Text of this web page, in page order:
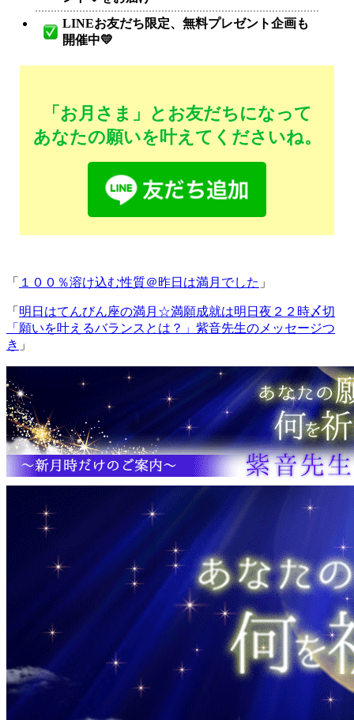
LINEお友だち限定、無料プレゼント企画も
開催中💛
「お月さま」とお友だちになって
あなたの願いを叶えてくださいね。
「 １００％溶け込む性質＠昨日は満月でした 」
「 明日はてんびん座の満月☆満願成就は明日夜２２時〆切
「願いを叶えるバランスとは？」紫音先生のメッセージつ
き 」